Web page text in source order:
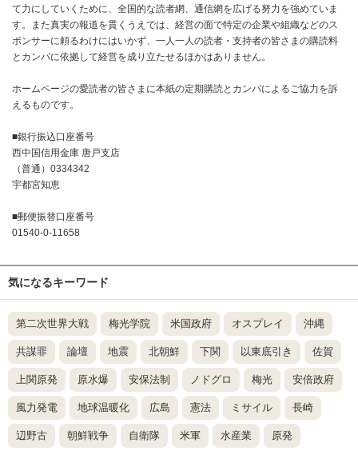
て力にしていくために、全国的な読者網、通信網を広げる努力を強めていま
す。また真実の報道を貫くうえでは、経営の面で特定の企業や組織などのス
ポンサーに頼るわけにはいかず、一人一人の読者・支持者の皆さまの購読料
とカンパに依拠して経営を成り立たせるほかはありません。
ホームページの愛読者の皆さまに本紙の定期購読とカンパによるご協力を訴
えるものです。
■銀行振込口座番号
西中国信用金庫 唐戸支店
（普通）0334342
宇都宮知恵
■郵便振替口座番号
01540-0-11658
気になるキーワード
第二次世界大戦 梅光学院 米国政府 オスプレイ 沖縄
共謀罪 論壇 地震 北朝鮮 下関 以東底引き 佐賀
上関原発 原水爆 安保法制 ノドグロ 梅光 安倍政府
風力発電 地球温暖化 広島 憲法 ミサイル 長崎
辺野古 朝鮮戦争 自衛隊 米軍 水産業 原発